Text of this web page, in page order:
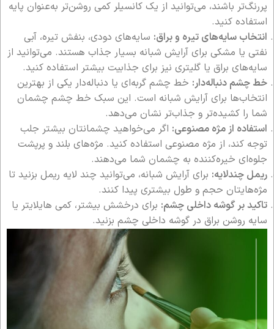
پررنگ‌تر باشند، می‌توانید از یک کانسیلر کمی روشن‌تر به‌عنوان پایه
استفاده کنید.
انتخاب سایه‌های تیره و براق: سایه‌های دودی، بنفش تیره، آبی
نفتی یا مشکی برای آرایش شبانه بسیار جذاب هستند. می‌توانید از
سایه‌های براق یا گلیتری نیز برای جذابیت بیشتر استفاده کنید.
خط چشم دنباله‌دار: خط چشم گربه‌ای یا دنباله‌دار یکی از بهترین
انتخاب‌ها برای آرایش شبانه است. این سبک خط چشم چشمان
شما را کشیده‌تر و جذاب‌تر نشان می‌دهد.
استفاده از مژه مصنوعی: اگر می‌خواهید چشمانتان بیشتر جلب
توجه کند، از مژه مصنوعی استفاده کنید. مژه‌های بلند و پرپشت
جلوه‌ای خیره‌کننده به چشمان شما می‌دهند.
ریمل چندلایه: برای آرایش شبانه، می‌توانید چند لایه ریمل بزنید تا
مژه‌هایتان حجم و طول بیشتری پیدا کنند.
تاکید بر گوشه داخلی چشم: برای درخشش بیشتر، کمی هایلایتر یا
سایه روشن براق در گوشه داخلی چشم بزنید.